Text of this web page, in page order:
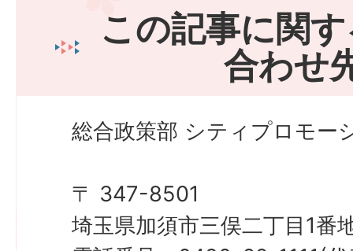
この記事に関
合わせ
総合政策部 シティプロモー
〒 347-8501
埼玉県加須市三俣二丁目1番